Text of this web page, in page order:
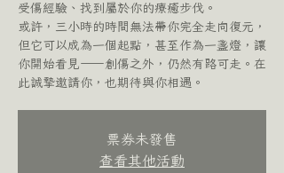
受傷經驗、找到屬於你的療癒步伐。
或許，三小時的時間無法帶你完全走向復元，
但它可以成為一個起點，甚至作為一盞燈，讓
你開始看見——創傷之外，仍然有路可走。在
此誠摯邀請你，也期待與你相遇。
票券未發售
查看其他活動